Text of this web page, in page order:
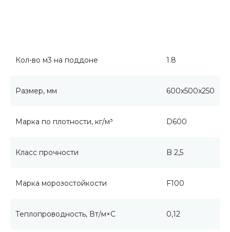
Кол-во м3 на поддоне 1.8
Размер, мм 600x500x250
Марка по плотности, кг/м³ D600
Класс прочности B 2,5
Марка морозостойкости F100
Теплопроводность, Вт/м×С 0,12